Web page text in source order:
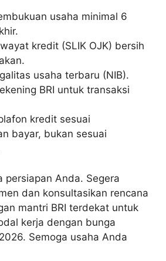
usaha minimal 6
kredit (SLIK OJK) bersih
usaha terbaru (NIB).
BRI untuk transaksi
kredit sesuai
bayar, bukan sesuai
persiapan Anda. Segera
dan konsultasikan rencana
mantri BRI terdekat untuk
kerja dengan bunga
Semoga usaha Anda